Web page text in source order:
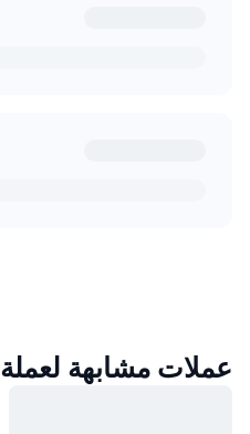
عملات مشابهة لعملة DeGate